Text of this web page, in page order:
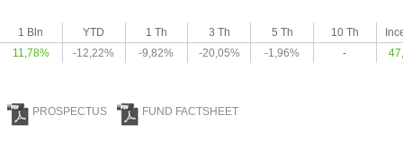
1 Bln YTD 1 Th 3 Th 5 Th 10 Th
11,78%
-12,22% -9,82% -20,05% -1,96% -
PROSPECTUS FUND FACTSHEET